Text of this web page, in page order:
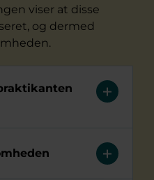
viser at disse
og dermed